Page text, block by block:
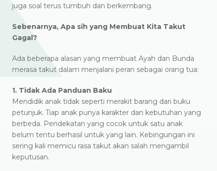
juga soal terus tumbuh dan berkembang.
Sebenarnya, Apa sih yang Membuat Kita Takut
Gagal?
Ada beberapa alasan yang membuat Ayah dan Bunda
merasa takut dalam menjalani peran sebagai orang tua:
1. Tidak Ada Panduan Baku
Mendidik anak tidak seperti merakit barang dari buku
petunjuk. Tiap anak punya karakter dan kebutuhan yang
berbeda. Pendekatan yang cocok untuk satu anak
belum tentu berhasil untuk yang lain. Kebingungan ini
sering kali memicu rasa takut akan salah mengambil
keputusan.